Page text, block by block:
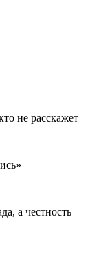
не расскажет
а честность